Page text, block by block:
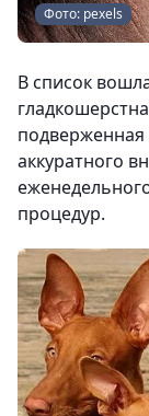
Фото: pexels
В список
аккуратного
процедур.